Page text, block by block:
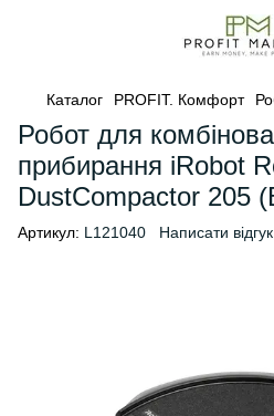
Каталог PROFIT. Комфорт
Робот для
прибирання iRobot
DustCompactor 205
Артикул: L121040 Написати відгук